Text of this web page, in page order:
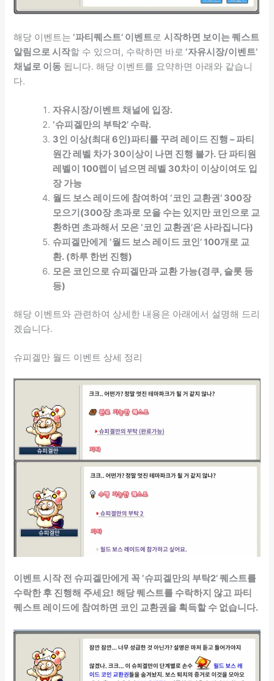
해당 이벤트는 ‘파티퀘스트’ 이벤트로시작하면 보이는 퀘스트
알림으로 시작할 수 있으며, 수락하면 바로 ‘자유시장/이벤트’
채널로 이동 됩니다. 해당 이벤트를 요약하면 아래와 같습니
다.
자유시장/이벤트 채널에 입장.
‘슈피겔만의 부탁2’ 수락.
3인 이상(최대 6인)파티를 꾸려 레이드 진행 – 파티
원간 레벨 차가 30이상이 나면 진행 불가. 단 파티원
레벨이 100렙이 넘으면 레벨 30차이 이상이여도 입
장 가능
월드 보스 레이드에 참여하여 ‘코인 교환권’ 300장
모으기(300장 초과로 모을 수는 있지만 코인으로 교
환하면 초과해서 모은 ‘코인 교환권’은 사라집니다)
슈피겔만에게 ‘월드 보스 레이드 코인’ 100개로 교
환. (하루 한번 진행)
모은 코인으로 슈피겔만과 교환 가능(경쿠, 슬롯 등
등)
해당 이벤트와 관련하여 상세한 내용은 아래에서 설명해 드리
겠습니다.
슈피겔만 월드 이벤트 상세 정리
이벤트 시작 전 슈피겔만에게 꼭 ‘슈피겔만의 부탁2’ 퀘스트를
수락한 후 진행해 주세요! 해당 퀘스트를 수락하지 않고 파티
퀘스트 레이드에 참여하면 코인 교환권을 획득할 수 없습니다.